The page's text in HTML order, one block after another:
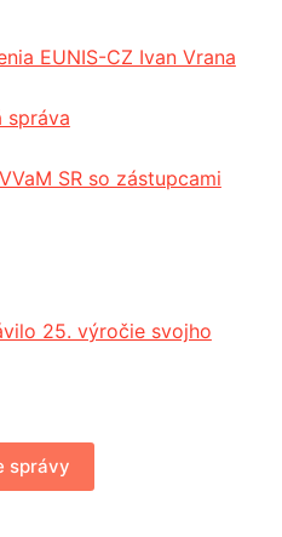
EUNIS-CZ Ivan Vrana
správa
SR so zástupcami
25. výročie svojho
správy